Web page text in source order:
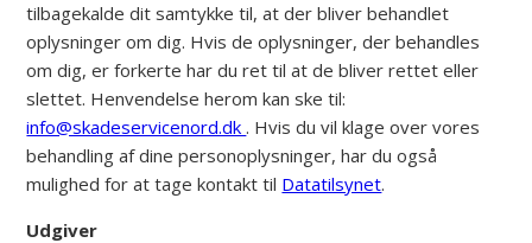
tilbagekalde dit samtykke til, at der bliver behandlet
oplysninger om dig. Hvis de oplysninger, der behandles
om dig, er forkerte har du ret til at de bliver rettet eller
slettet. Henvendelse herom kan ske til:
info@skadeservicenord.dk. Hvis du vil klage over vores
behandling af dine personoplysninger, har du også
mulighed for at tage kontakt til Datatilsynet.
Udgiver